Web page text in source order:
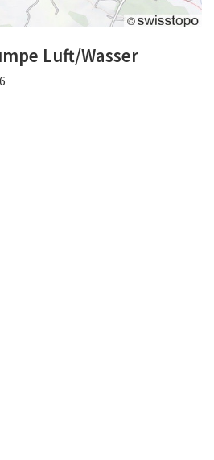
Luft/Wasser